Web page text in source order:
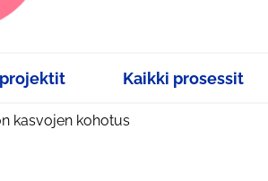
Kaikki prosessit
kasvojen kohotus